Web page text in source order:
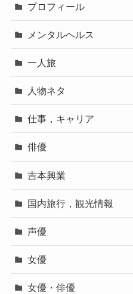
プロフィール
メンタルヘルス
一人旅
人物ネタ
仕事，キャリア
俳優
吉本興業
国内旅行，観光情報
声優
女優
女優・俳優